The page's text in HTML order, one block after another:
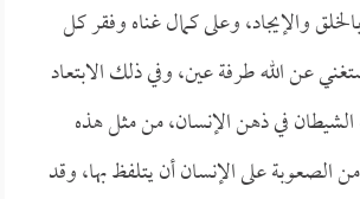
والإيجاد، وعلى كمال غناه وفقر كل
عن الله طرفة عين، وفي ذلك الابتعاد
في ذهن الإنسان، من مثل هذه
الصعوبة على الإنسان أن يتلفظ بها، وقد